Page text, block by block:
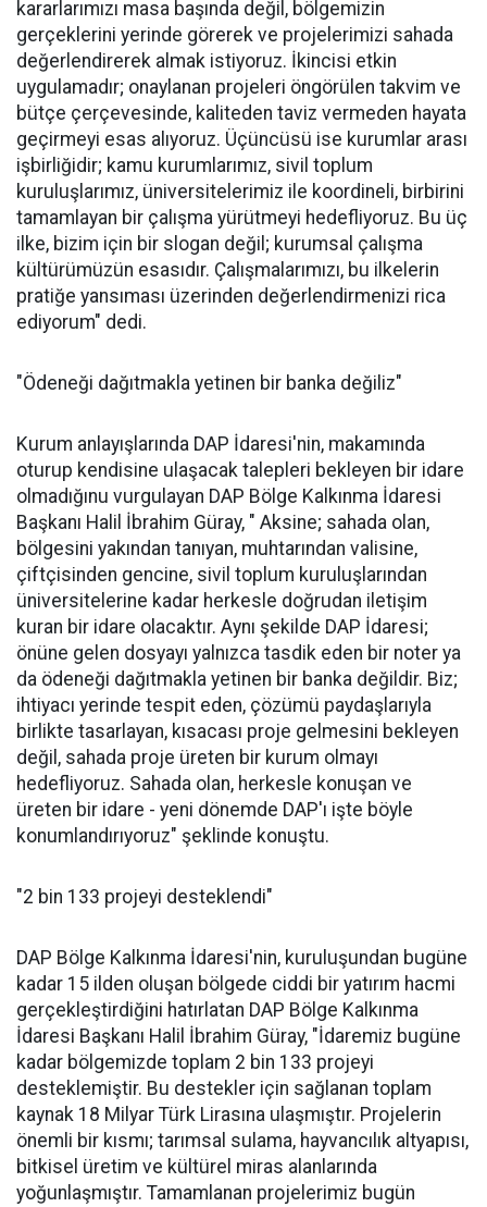
kararlarımızı masa başında değil, bölgemizin
gerçeklerini yerinde görerek ve projelerimizi sahada
değerlendirerek almak istiyoruz. İkincisi etkin
uygulamadır; onaylanan projeleri öngörülen takvim ve
bütçe çerçevesinde, kaliteden taviz vermeden hayata
geçirmeyi esas alıyoruz. Üçüncüsü ise kurumlar arası
işbirliğidir; kamu kurumlarımız, sivil toplum
kuruluşlarımız, üniversitelerimiz ile koordineli, birbirini
tamamlayan bir çalışma yürütmeyi hedefliyoruz. Bu üç
ilke, bizim için bir slogan değil; kurumsal çalışma
kültürümüzün esasıdır. Çalışmalarımızı, bu ilkelerin
pratiğe yansıması üzerinden değerlendirmenizi rica
ediyorum" dedi.
"Ödeneği dağıtmakla yetinen bir banka değiliz"
Kurum anlayışlarında DAP İdaresi'nin, makamında
oturup kendisine ulaşacak talepleri bekleyen bir idare
olmadığınu vurgulayan DAP Bölge Kalkınma İdaresi
Başkanı Halil İbrahim Güray, " Aksine; sahada olan,
bölgesini yakından tanıyan, muhtarından valisine,
çiftçisinden gencine, sivil toplum kuruluşlarından
üniversitelerine kadar herkesle doğrudan iletişim
kuran bir idare olacaktır. Aynı şekilde DAP İdaresi;
önüne gelen dosyayı yalnızca tasdik eden bir noter ya
da ödeneği dağıtmakla yetinen bir banka değildir. Biz;
ihtiyacı yerinde tespit eden, çözümü paydaşlarıyla
birlikte tasarlayan, kısacası proje gelmesini bekleyen
değil, sahada proje üreten bir kurum olmayı
hedefliyoruz. Sahada olan, herkesle konuşan ve
üreten bir idare - yeni dönemde DAP'ı işte böyle
konumlandırıyoruz" şeklinde konuştu.
"2 bin 133 projeyi desteklendi"
DAP Bölge Kalkınma İdaresi'nin, kuruluşundan bugüne
kadar 15 ilden oluşan bölgede ciddi bir yatırım hacmi
gerçekleştirdiğini hatırlatan DAP Bölge Kalkınma
İdaresi Başkanı Halil İbrahim Güray, "İdaremiz bugüne
kadar bölgemizde toplam 2 bin 133 projeyi
desteklemiştir. Bu destekler için sağlanan toplam
kaynak 18 Milyar Türk Lirasına ulaşmıştır. Projelerin
önemli bir kısmı; tarımsal sulama, hayvancılık altyapısı,
bitkisel üretim ve kültürel miras alanlarında
yoğunlaşmıştır. Tamamlanan projelerimiz bugün